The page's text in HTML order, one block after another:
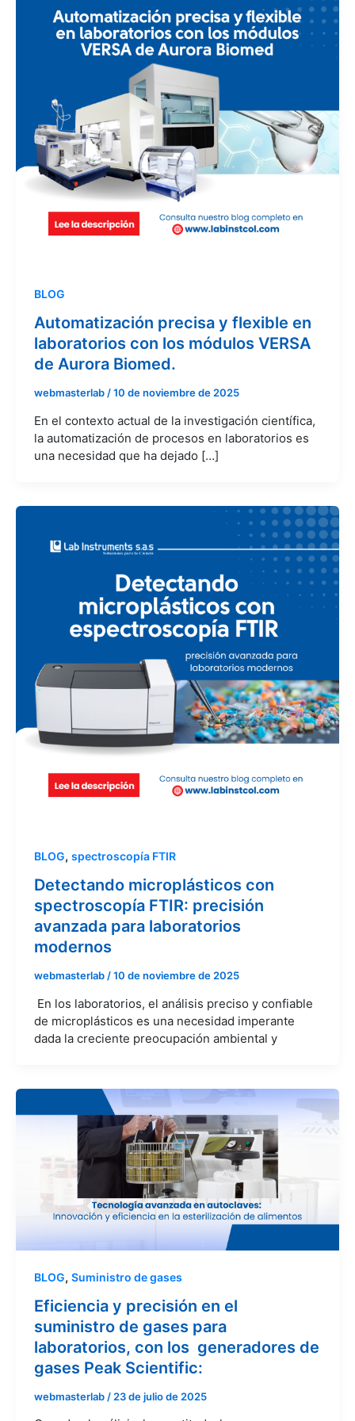
BLOG
Automatización precisa y flexible en
laboratorios con los módulos VERSA
de Aurora Biomed.
webmasterlab/10 de noviembre de 2025
En el contexto actual de la investigación científica,
la automatización de procesos en laboratorios es
una necesidad que ha dejado […]
BLOG, spectroscopía FTIR
Detectando microplásticos con
spectroscopía FTIR: precisión
avanzada para laboratorios
modernos
webmasterlab /10 de noviembre de 2025
En los laboratorios, el análisis preciso y confiable
de microplásticos es una necesidad imperante
dada la creciente preocupación ambiental y
BLOG, Suministro de gases
Eficiencia y precisión en el
suministro de gases para
laboratorios, con los generadores de
gases Peak Scientific:
webmasterlab / 23 de julio de 2025